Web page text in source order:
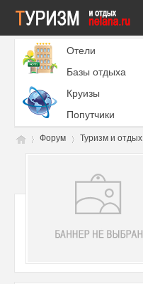
Отели
Базы отдыха
Круизы
Попутчики
Форум Туризм и отдых